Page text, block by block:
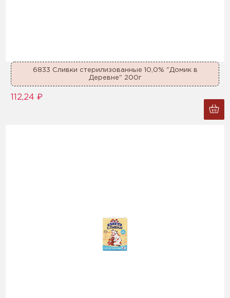
6833 Сливки стерилизованные 10,0% "Домик в
Деревне" 200г
112,24 ₽